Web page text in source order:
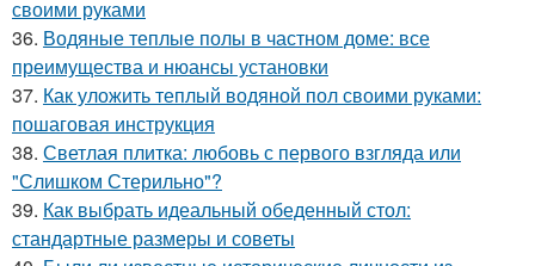
своими руками
36. Водяные теплые полы в частном доме: все
преимущества и нюансы установки
37. Как уложить теплый водяной пол своими руками:
пошаговая инструкция
38. Светлая плитка: любовь с первого взгляда или
"Слишком Стерильно"?
39. Как выбрать идеальный обеденный стол:
стандартные размеры и советы